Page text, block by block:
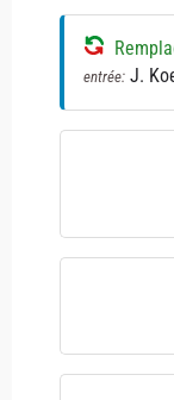
entrée: J.